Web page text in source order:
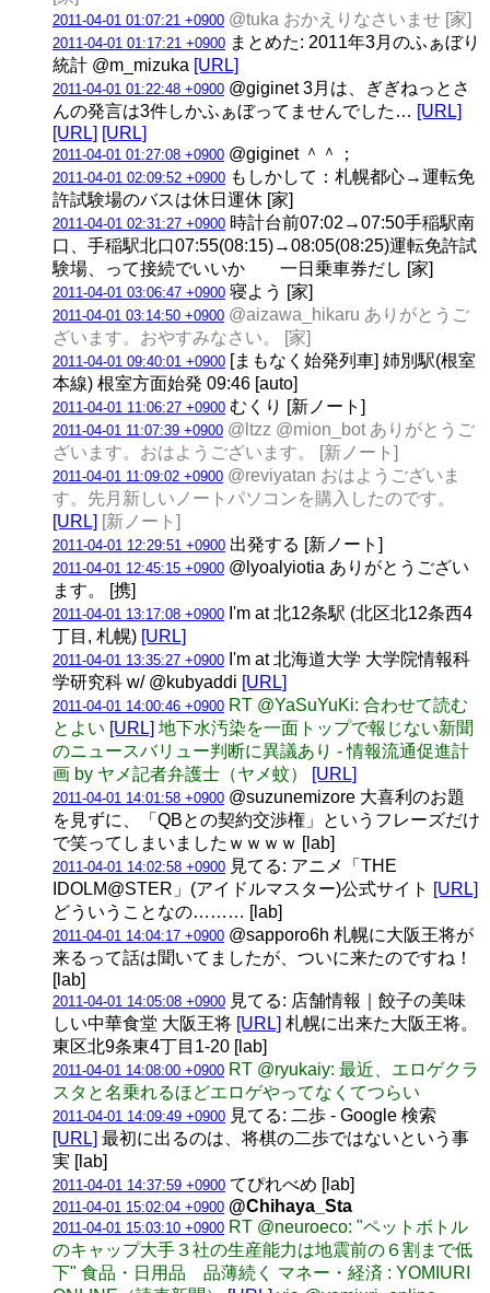
2011-04-01 01:07:21 +0900 @tuka おかえりなさいませ [家]
2011-04-01 01:17:21 +0900 まとめた: 2011年3月のふぁぼり
統計 @m_mizuka [URL]
2011-04-01 01:22:48 +0900 @giginet 3月は、ぎぎねっとさ
んの発言は3件しかふぁぼってませんでした… [URL]
[URL] [URL]
2011-04-01 01:27:08 +0900 @giginet ＾＾；
2011-04-01 02:09:52 +0900 もしかして：札幌都心→運転免
許試験場のバスは休日運休 [家]
2011-04-01 02:31:27 +0900 時計台前07:02→07:50手稲駅南
口、手稲駅北口07:55(08:15)→08:05(08:25)運転免許試
験場、って接続でいいか 一日乗車券だし [家]
2011-04-01 03:06:47 +0900 寝よう [家]
2011-04-01 03:14:50 +0900 @aizawa_hikaru ありがとうご
ざいます。おやすみなさい。 [家]
2011-04-01 09:40:01 +0900 [まもなく始発列車] 姉別駅(根室
本線) 根室方面始発 09:46 [auto]
2011-04-01 11:06:27 +0900 むくり [新ノート]
2011-04-01 11:07:39 +0900 @ltzz @mion_bot ありがとうご
ざいます。おはようございます。 [新ノート]
2011-04-01 11:09:02 +0900 @reviyatan おはようございま
す。先月新しいノートパソコンを購入したのです。
[URL] [新ノート]
2011-04-01 12:29:51 +0900 出発する [新ノート]
2011-04-01 12:45:15 +0900 @lyoalyiotia ありがとうござい
ます。 [携]
2011-04-01 13:17:08 +0900 I'm at 北12条駅 (北区北12条西4
丁目, 札幌) [URL]
2011-04-01 13:35:27 +0900 I'm at 北海道大学 大学院情報科
学研究科 w/ @kubyaddi [URL]
2011-04-01 14:00:46 +0900 RT @YaSuYuKi: 合わせて読む
とよい [URL] 地下水汚染を一面トップで報じない新聞
のニュースバリュー判断に異議あり - 情報流通促進計
画 by ヤメ記者弁護士（ヤメ蚊）
[URL]
2011-04-01 14:01:58 +0900 @suzunemizore 大喜利のお題
を見ずに、「QBとの契約交渉権」というフレーズだけ
で笑ってしまいましたｗｗｗｗ [lab]
2011-04-01 14:02:58 +0900 見てる: アニメ「THE
IDOLM@STER」(アイドルマスター)公式サイト [URL]
どういうことなの……… [lab]
2011-04-01 14:04:17 +0900 @sapporo6h 札幌に大阪王将が
来るって話は聞いてましたが、ついに来たのですね！
[lab]
2011-04-01 14:05:08 +0900 見てる: 店舗情報｜餃子の美味
しい中華食堂 大阪王将 [URL] 札幌に出来た大阪王将。
東区北9条東4丁目1-20 [lab]
2011-04-01 14:08:00 +0900 RT @ryukaiy: 最近、エロゲクラ
スタと名乗れるほどエロゲやってなくてつらい
2011-04-01 14:09:49 +0900 見てる: 二歩 - Google 検索
[URL] 最初に出るのは、将棋の二歩ではないという事
実 [lab]
2011-04-01 14:37:59 +0900 てぴれべめ [lab]
2011-04-01 15:02:04 +0900 @Chihaya_Sta
2011-04-01 15:03:10 +0900 RT @neuroeco: "ペットボトル
のキャップ大手３社の生産能力は地震前の６割まで低
下" 食品・日用品 品薄続く マネー・経済 : YOMIURI